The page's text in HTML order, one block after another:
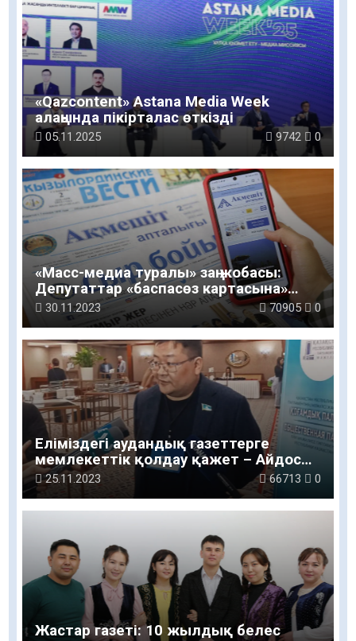
«Qazcontent» Astana Media Week
алаңында пікірталас өткізді
05.11.2025 9742 0
«Масс-медиа туралы» заң жобасы:
Депутаттар «баспасөз картасына»
қарсылық білдірді
30.11.2023 70905 0
Еліміздегі аудандық газеттерге
мемлекеттік қолдау қажет – Айдос
Сарым
25.11.2023 66713 0
Жастар газеті: 10 жылдық белес